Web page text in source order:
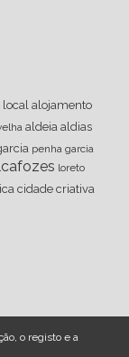
o registo e a
alojamento
aldeia aldias
penha garcia
loreto
cidade criativa